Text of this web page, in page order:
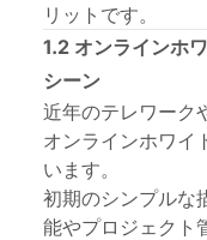
リットです。
1.2 オンラインホ
シーン
近年のテレワーク
オンラインホワイ
います。
初期のシンプルな
能やプロジェクト